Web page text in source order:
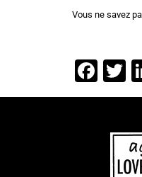
Vous ne savez